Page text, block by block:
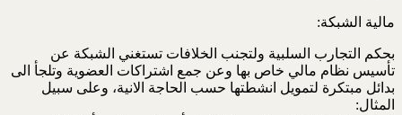
مالية الشبكة:
بحكم التجارب السلبية ولتجنب الخلافات تستغني الشبكة عن
تأسيس نظام مالي خاص بها وعن جمع اشتراكات العضوية وتلجأ الى
بدائل مبتكرة لتمويل انشطتها حسب الحاجة الانية، وعلى سبيل
المثال: